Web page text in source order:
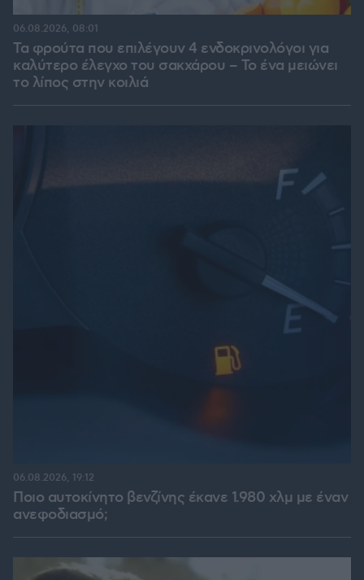
Τα φρούτα που επιλέγουν 4 ενδοκρινολόγοι για
καλύτερο έλεγχο του σακχάρου – Το ένα μειώνει
το λίπος στην κοιλιά
06.08.2026, 08:01
Ποιο αυτοκίνητο βενζίνης έκανε 1.980 χλμ με έναν
ανεφοδιασμό;
06.08.2026, 19:12